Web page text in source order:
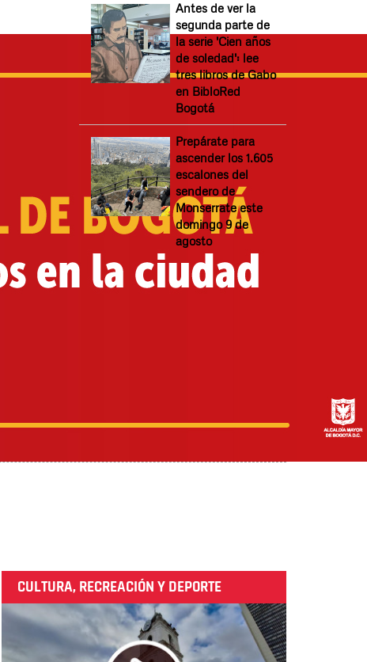
Antes de ver la
segunda parte de
la serie 'Cien años
de soledad': lee
tres libros de Gabo
en BibloRed
Bogotá
Prepárate para
ascender los 1.605
escalones del
sendero de
Monserrate este
domingo 9 de
agosto
CULTURA, RECREACIÓN Y DEPORTE